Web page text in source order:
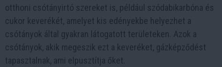
otthoni csótányirtó szereket is, például szódabikarbóna és
cukor keverékét, amelyet kis edényekbe helyezhet a
csótányok által gyakran látogatott területeken. Azok a
csótányok, akik megeszik ezt a keveréket, gázképződést
tapasztalnak, ami elpusztítja őket.